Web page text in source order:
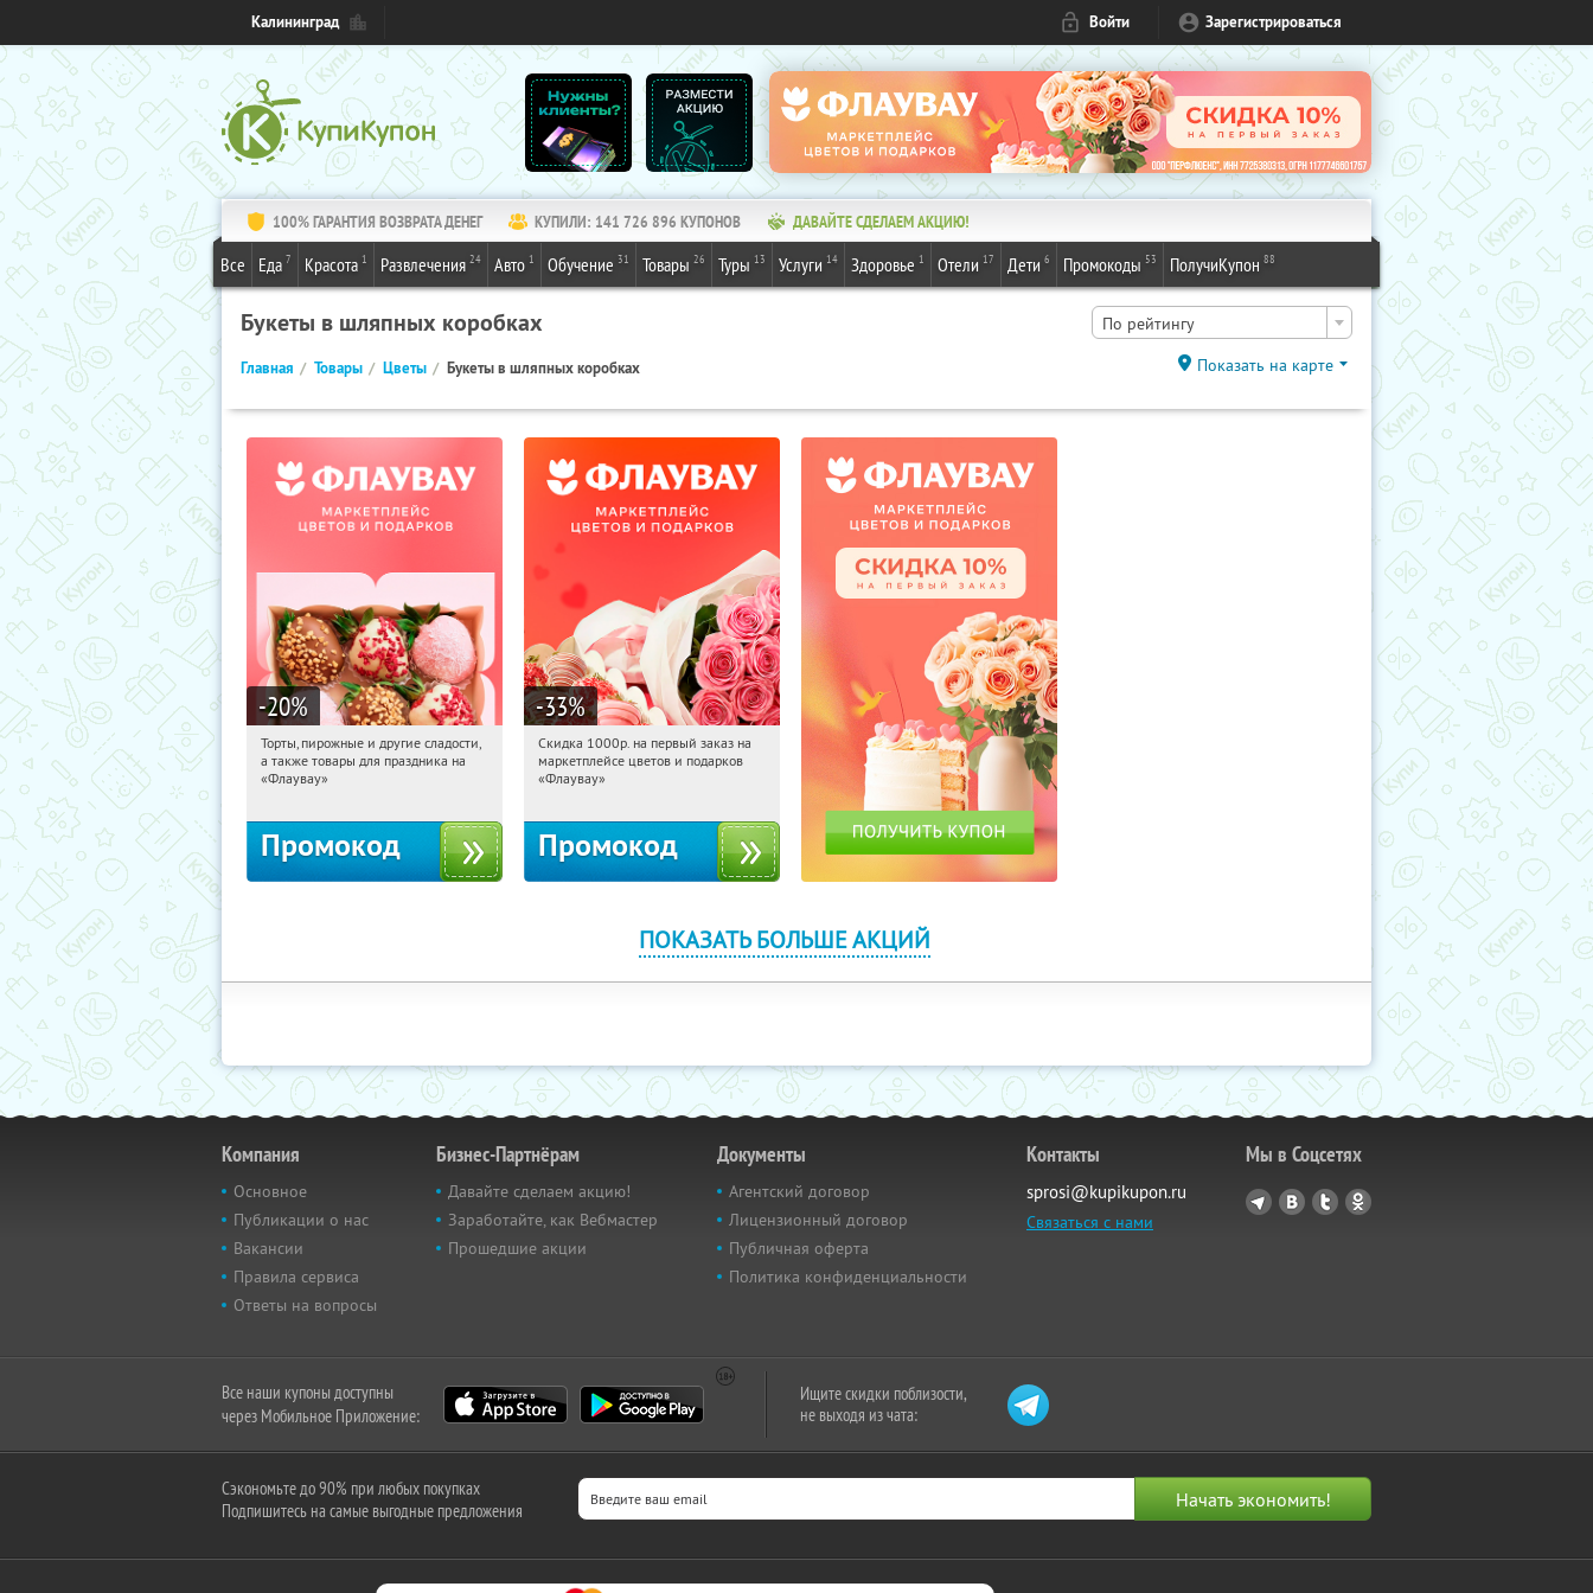
Калининград Войти Зарегистрироваться
100% ГАРАНТИЯ ВОЗВРАТА ДЕНЕГ КУПИЛИ: 141 726 896 КУПОНОВ ДАВАЙТЕ СДЕЛАЕМ АКЦИЮ!
Все Еда 7 Красота 1 Развлечения 24 Авто 1 Обучение 31 Товары 26 Туры 13 Услуги 14 Здоровье 1 Отели 17 Дети 6 Промокоды 53 ПолучиКупон 88
Букеты в шляпных коробках По рейтингу
Главная Товары Цветы Букеты в шляпных коробках Показать на карте
-20%
11:14:10 Получили:
Россия
Торты, пирожные и другие сладости,
а также товары для праздника на
«Флаувау»
Промокод
-33%
11:14:10 Получили:
Россия
Скидка 1000р. на первый заказ на
маркетплейсе цветов и подарков
«Флаувау»
Промокод
ПОКАЗАТЬ БОЛЬШЕ АКЦИЙ
Компания
Основное
Публикации о нас
Вакансии
Правила сервиса
Ответы на вопросы
Бизнес-Партнёрам
Давайте сделаем акцию!
Заработайте, как Вебмастер
Прошедшие акции
Документы
Агентский договор
Лицензионный договор
Публичная оферта
Политика конфиденциальности
Контакты
sprosi@kupikupon.ru
Связаться с нами
Мы в Соцсетях
Все наши купоны доступны
через Мобильное Приложение:
Ищите скидки поблизости,
не выходя из чата:
Сэкономьте до 90% при любых покупках
Подпишитесь на самые выгодные предложения